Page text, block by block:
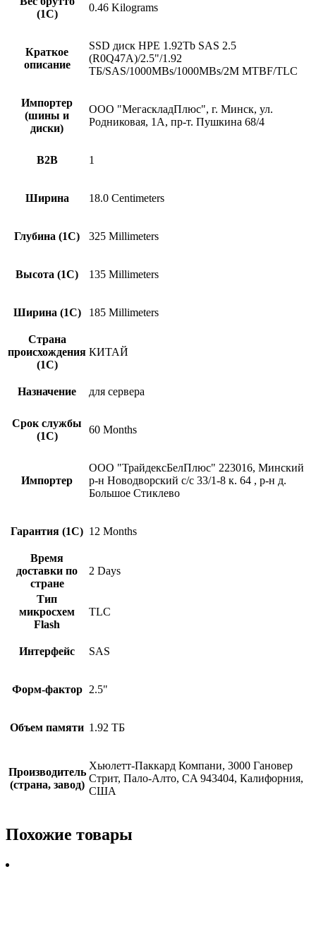
(1С)
0.46 Kilograms
Краткое
описание
SSD диск HPE 1.92Tb SAS 2.5
(R0Q47A)/2.5"/1.92
ТБ/SAS/1000MBs/1000MBs/2M MTBF/TLC
Импортер
(шины и
диски)
ООО "МегаскладПлюс", г. Минск, ул.
Родниковая, 1А, пр-т. Пушкина 68/4
B2B 1
Ширина 18.0 Centimeters
Глубина (1С) 325 Millimeters
Высота (1С) 135 Millimeters
Ширина (1С) 185 Millimeters
Страна
происхождения
(1С)
КИТАЙ
Назначение для сервера
Срок службы
(1С)
60 Months
Импортер
ООО "ТрайдексБелПлюс" 223016, Минский
р-н Новодворский с/с 33/1-8 к. 64 , р-н д.
Большое Стиклево
Гарантия (1С) 12 Months
Время
доставки по
стране
2 Days
Тип
микросхем
Flash
TLC
Интерфейс SAS
Форм-фактор 2.5"
Объем памяти 1.92 ТБ
Производитель
(страна, завод)
Хьюлетт-Паккард Компани, 3000 Гановер
Стрит, Пало-Алто, CA 943404, Калифорния,
США
Похожие товары